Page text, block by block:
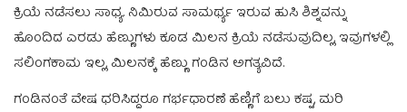
ಕ್ರಿಯೆ ನಡೆಸಲು ಸಾಧ್ಯ. ನಿಮಿರುವ ಸಾಮರ್ಥ್ಯ ಇರುವ ಹುಸಿ ಶಿಶ್ನವನ್ನು
ಹೊಂದಿದ ಎರಡು ಹೆಣ್ಣುಗಳು ಕೂಡ ಮಿಲನ ಕ್ರಿಯೆ ನಡೆಸುವುದಿಲ್ಲ, ಇವುಗಳಲ್ಲಿ
ಸಲಿಂಗಕಾಮ ಇಲ್ಲ, ಮಿಲನಕ್ಕೆ ಹೆಣ್ಣು ಗಂಡಿನ ಅಗತ್ಯವಿದೆ.
ಗಂಡಿನಂತೆ ವೇಷ ಧರಿಸಿದ್ದರೂ ಗರ್ಭಧಾರಣೆ ಹೆಣ್ಣಿಗೆ ಬಲು ಕಷ್ಟ, ಮರಿ